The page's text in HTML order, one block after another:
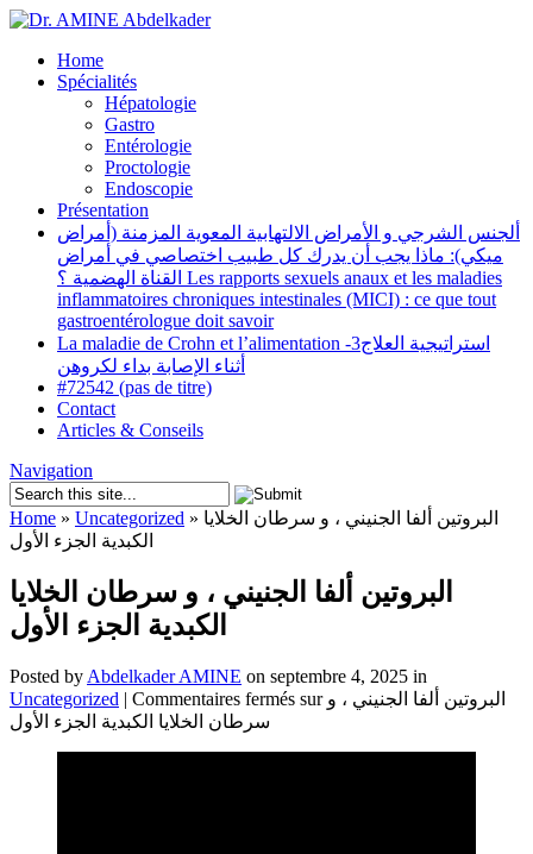
Home
Spécialités
Hépatologie
Gastro
Entérologie
Proctologie
Endoscopie
Présentation
ألجنس الشرجي و الأمراض الالتهابية المعوية المزمنة (أمراض
ميكي): ماذا يجب أن يدرك كل طبيب اختصاصي في أمراض
القناة الهضمية ؟ Les rapports sexuels anaux et les maladies
inflammatoires chroniques intestinales (MICI) : ce que tout
gastroentérologue doit savoir
La maladie de Crohn et l’alimentation -3استراتيجية العلاج
أثناء الإصابة بداء لكروهن
#72542 (pas de titre)
Contact
Articles & Conseils
Navigation
Home » Uncategorized »
الكبدية الجزء الأول
البروتين ألفا الجنيني ، و سرطان الخلايا
الكبدية الجزء الأول
Posted by Abdelkader AMINE on septembre 4, 2025 in
Uncategorized | Commentaires fermés sur البروتين ألفا الجنيني ، و
سرطان الخلايا الكبدية الجزء الأول